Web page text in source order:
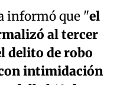
informó que "el
al tercer
delito de robo
intimidación